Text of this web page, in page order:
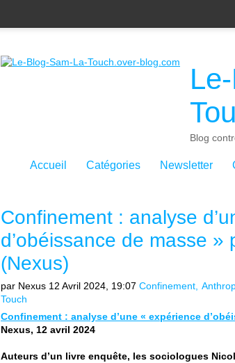
Blog
Accueil Catégories Newsletter
Confinement : analyse
d’obéissance de masse
(Nexus)
par Nexus 12 Avril 2024, 19:07 Confinement
Touch
Confinement : analyse d’une « expérience
Nexus, 12 avril 2024
Auteurs d’un livre enquête, les sociologues